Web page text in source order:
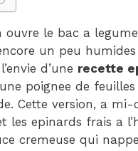
ouvre le bac a
un peu
d’une recette
poignee de
Cette version, a
les epinards frais a
cremeuse qui